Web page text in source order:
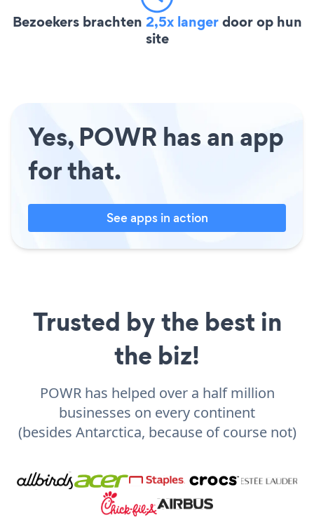
Bezoekers brachten 2,5x langerdoor op hun
site
Yes, POWR has an app
for that.
See apps in action
Trusted by the best in
the biz!
POWR has helped over a half million
businesses on every continent
(besides Antarctica, because of course not)